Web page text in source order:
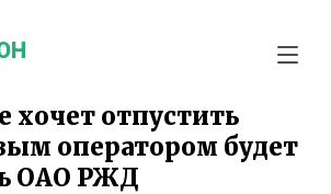
хочет отпустить
оператором будет
ОАО РЖД